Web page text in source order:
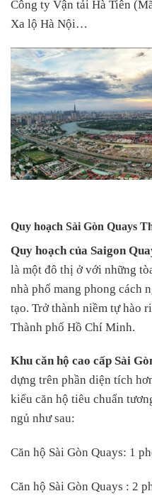
Công ty Vận tải Hà Tiên
Xa lộ Hà Nội…
Quy hoạch Sài Gòn Quays
Quy hoạch của Saigon
là một đô thị ở với những
nhà phố mang phong cách
tạo. Trở thành niềm tự hào
Thành phố Hồ Chí Minh.
Khu căn hộ cao cấp Sài
dựng trên phần diện tích
kiểu căn hộ tiêu chuẩn
ngủ như sau:
Căn hộ Sài Gòn Quays: 1
Căn hộ Sài Gòn Quays : 2